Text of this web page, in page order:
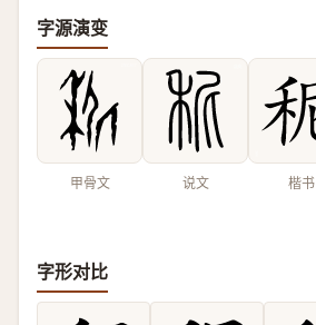
字源演变
甲骨文 说文 楷书
字形对比